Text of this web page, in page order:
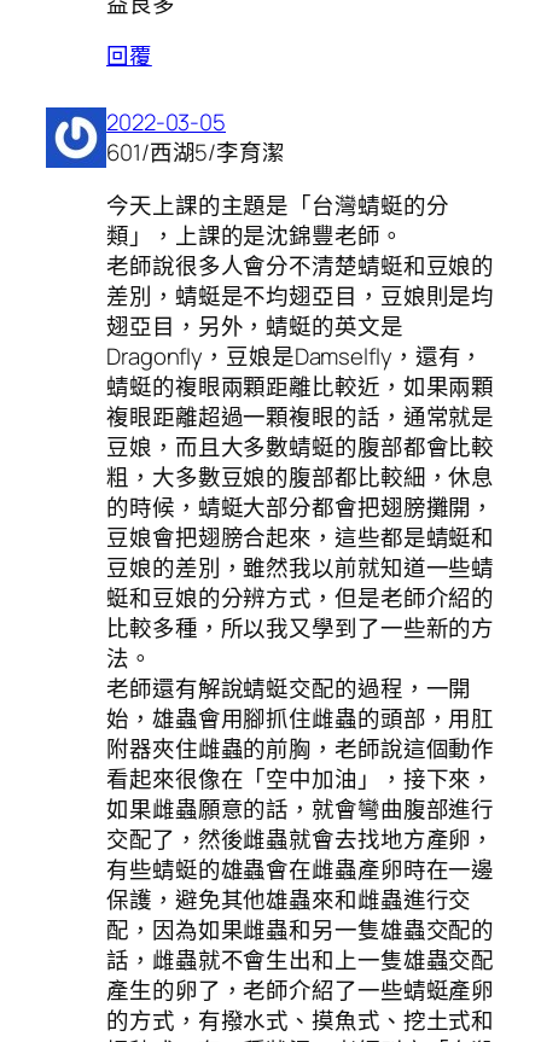
回覆
2022-03-05
601/西湖5/李育潔
今天上課的主題是「台灣蜻蜓的分
類」，上課的是沈錦豐老師。
老師說很多人會分不清楚蜻蜓和豆娘的
差別，蜻蜓是不均翅亞目，豆娘則是均
翅亞目，另外，蜻蜓的英文是
Dragonfly，豆娘是Damselfly，還有，
蜻蜓的複眼兩顆距離比較近，如果兩顆
複眼距離超過一顆複眼的話，通常就是
豆娘，而且大多數蜻蜓的腹部都會比較
粗，大多數豆娘的腹部都比較細，休息
的時候，蜻蜓大部分都會把翅膀攤開，
豆娘會把翅膀合起來，這些都是蜻蜓和
豆娘的差別，雖然我以前就知道一些蜻
蜓和豆娘的分辨方式，但是老師介紹的
比較多種，所以我又學到了一些新的方
法。
老師還有解說蜻蜓交配的過程，一開
始，雄蟲會用腳抓住雌蟲的頭部，用肛
附器夾住雌蟲的前胸，老師說這個動作
看起來很像在「空中加油」，接下來，
如果雌蟲願意的話，就會彎曲腹部進行
交配了，然後雌蟲就會去找地方產卵，
有些蜻蜓的雄蟲會在雌蟲產卵時在一邊
保護，避免其他雄蟲來和雌蟲進行交
配，因為如果雌蟲和另一隻雄蟲交配的
話，雌蟲就不會生出和上一隻雄蟲交配
產生的卵了，老師介紹了一些蜻蜓產卵
的方式，有撥水式、摸魚式、挖土式和